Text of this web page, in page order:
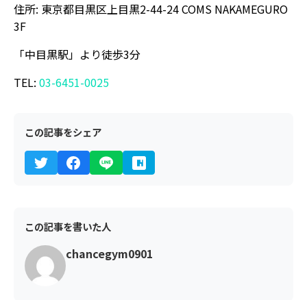
住所: 東京都目黒区上目黒2-44-24 COMS NAKAMEGURO
3F
「中目黒駅」より徒歩3分
TEL: 03-6451-0025
この記事をシェア
この記事を書いた人
chancegym0901